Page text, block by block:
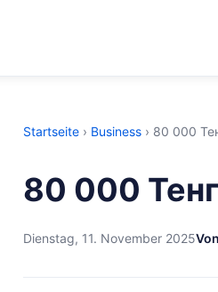
Startseite › Business › 80 000
80 000
Dienstag, 11. November 2025